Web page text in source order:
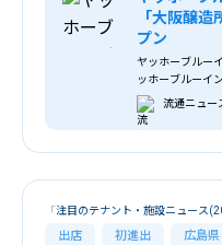
「大阪醸
プン
ヤッホーブルー
ッホーブルーイ
ープンした。来
外からの集客を
流通ニュー
出店 初進出 広島県
「注目のテナント・施設ニュース